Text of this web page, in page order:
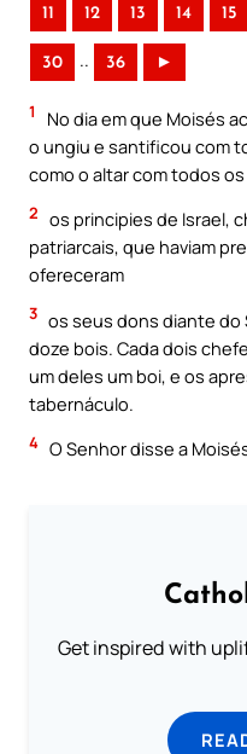
11 12 13 14 15
30 .. 36 ►
1
No dia em que Moisés
o ungiu e santificou com
como o altar com todos
2 os principies de Israel,
patriarcais, que haviam
ofereceram
3 os seus dons diante do
doze bois. Cada dois
um deles um boi, e os
tabernáculo.
4 O Senhor disse a
Get inspired with